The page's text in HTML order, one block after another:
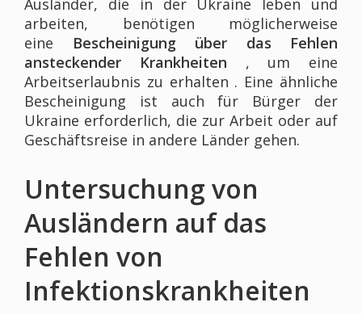
Ausländer, die in der Ukraine leben und
arbeiten, benötigen möglicherweise
eine
Bescheinigung über das Fehlen
ansteckender Krankheiten , um eine
Arbeitserlaubnis zu erhalten . Eine ähnliche
Bescheinigung ist auch für Bürger der
Ukraine erforderlich, die zur Arbeit oder auf
Geschäftsreise in andere Länder gehen.
Untersuchung von
Ausländern auf das
Fehlen von
Infektionskrankheiten